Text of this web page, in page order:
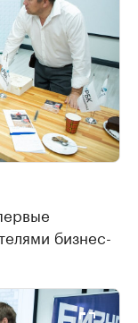
бизнес-